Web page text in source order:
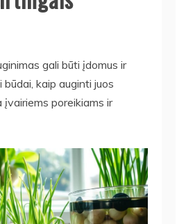
gali būti įdomus ir
būdai, kaip auginti juos
įvairiems poreikiams ir